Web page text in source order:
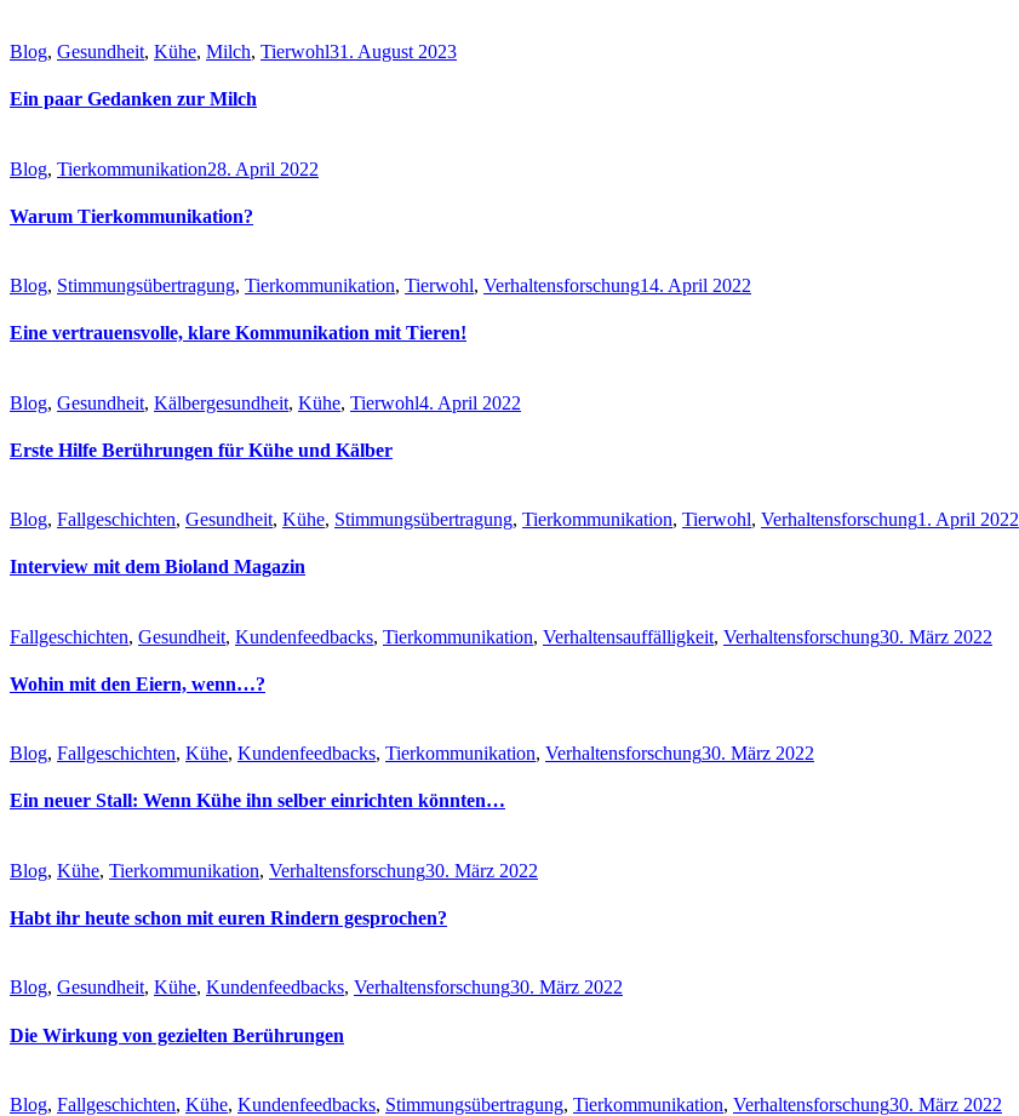
Blog, Gesundheit, Kühe, Milch, Tierwohl31. August 2023
Ein paar Gedanken zur Milch
Blog, Tierkommunikation28. April 2022
Warum Tierkommunikation?
Blog, Stimmungsübertragung, Tierkommunikation, Tierwohl, Verhaltensforschung14. April 2022
Eine vertrauensvolle, klare Kommunikation mit Tieren!
Blog, Gesundheit, Kälbergesundheit, Kühe, Tierwohl4. April 2022
Erste Hilfe Berührungen für Kühe und Kälber
Blog, Fallgeschichten, Gesundheit, Kühe, Stimmungsübertragung, Tierkommunikation, Tierwohl, Verhaltensforschung1. April 2022
Interview mit dem Bioland Magazin
Fallgeschichten, Gesundheit, Kundenfeedbacks, Tierkommunikation, Verhaltensauffälligkeit, Verhaltensforschung30. März 2022
Wohin mit den Eiern, wenn…?
Blog, Fallgeschichten, Kühe, Kundenfeedbacks, Tierkommunikation, Verhaltensforschung30. März 2022
Ein neuer Stall: Wenn Kühe ihn selber einrichten könnten…
Blog, Kühe, Tierkommunikation, Verhaltensforschung30. März 2022
Habt ihr heute schon mit euren Rindern gesprochen?
Blog, Gesundheit, Kühe, Kundenfeedbacks, Verhaltensforschung30. März 2022
Die Wirkung von gezielten Berührungen
Blog, Fallgeschichten, Kühe, Kundenfeedbacks, Stimmungsübertragung, Tierkommunikation, Verhaltensforschung30. März 2022